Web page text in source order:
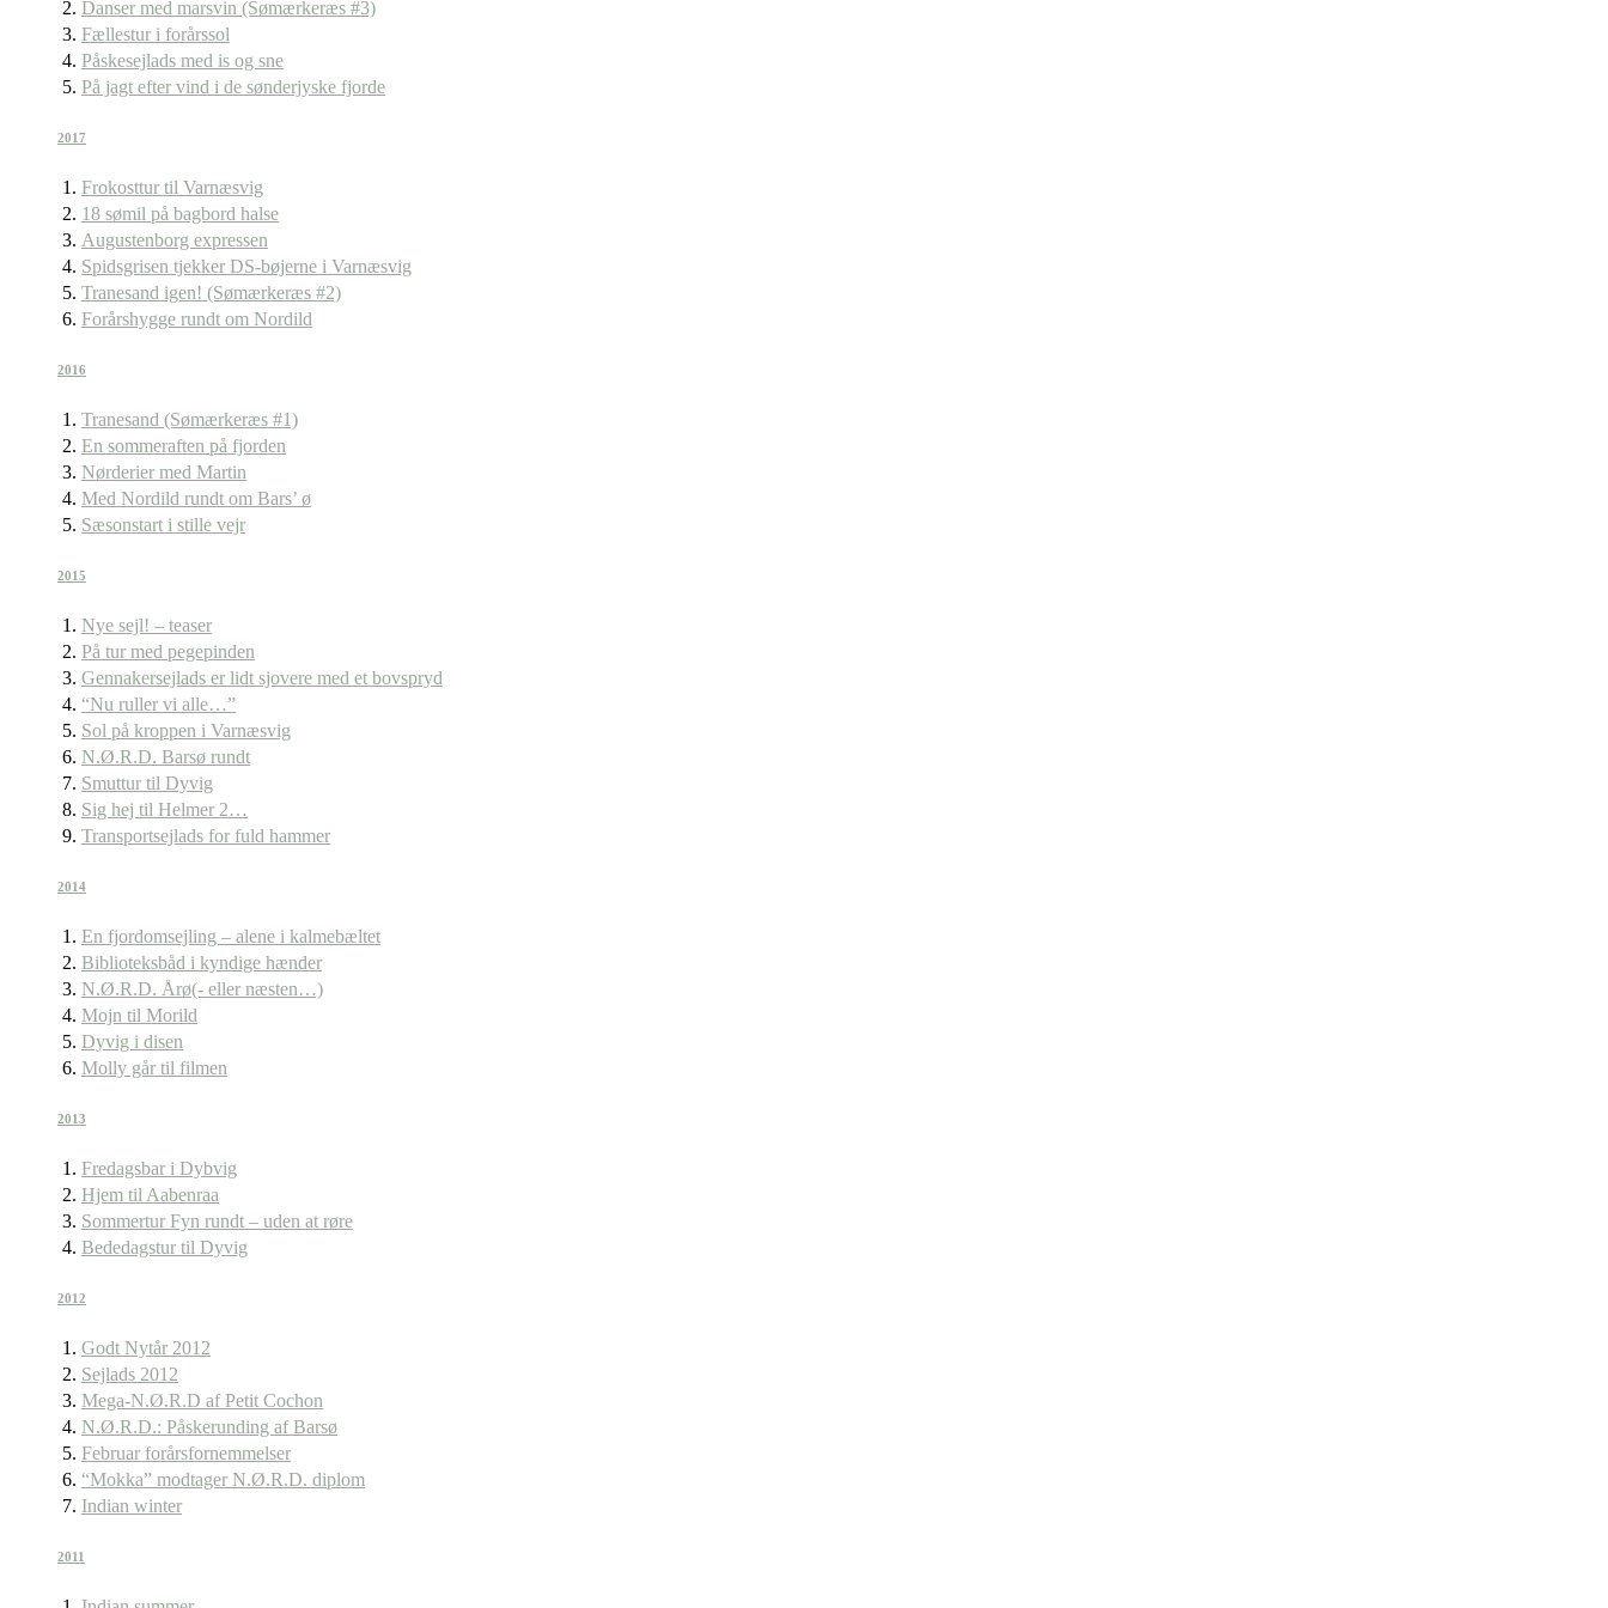
Danser med marsvin (Sømærkeræs #3)
Fællestur i forårssol
Påskesejlads med is og sne
På jagt efter vind i de sønderjyske fjorde
2017
Frokosttur til Varnæsvig
18 sømil på bagbord halse
Augustenborg expressen
Spidsgrisen tjekker DS-bøjerne i Varnæsvig
Tranesand igen! (Sømærkeræs #2)
Forårshygge rundt om Nordild
2016
Tranesand (Sømærkeræs #1)
En sommeraften på fjorden
Nørderier med Martin
Med Nordild rundt om Bars’ ø
Sæsonstart i stille vejr
2015
Nye sejl! – teaser
På tur med pegepinden
Gennakersejlads er lidt sjovere med et bovspryd
“Nu ruller vi alle…”
Sol på kroppen i Varnæsvig
N.Ø.R.D. Barsø rundt
Smuttur til Dyvig
Sig hej til Helmer 2…
Transportsejlads for fuld hammer
2014
En fjordomsejling – alene i kalmebæltet
Biblioteksbåd i kyndige hænder
N.Ø.R.D. Årø(- eller næsten…)
Mojn til Morild
Dyvig i disen
Molly går til filmen
2013
Fredagsbar i Dybvig
Hjem til Aabenraa
Sommertur Fyn rundt – uden at røre
Bededagstur til Dyvig
2012
Godt Nytår 2012
Sejlads 2012
Mega-N.Ø.R.D af Petit Cochon
N.Ø.R.D.: Påskerunding af Barsø
Februar forårsfornemmelser
“Mokka” modtager N.Ø.R.D. diplom
Indian winter
2011